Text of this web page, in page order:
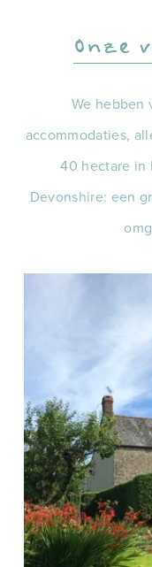
Onze
We hebben
accommodaties,
40 hectare in
Devonshire: een